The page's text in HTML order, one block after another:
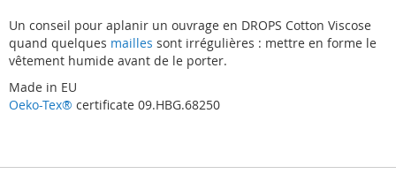
Un conseil pour aplanir un ouvrage en DROPS Cotton Viscose
quand quelques mailles sont irrégulières : mettre en forme le
vêtement humide avant de le porter.
Made in EU
Oeko-Tex® certificate 09.HBG.68250